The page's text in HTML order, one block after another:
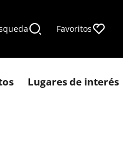
Favoritos
Lugares de interés